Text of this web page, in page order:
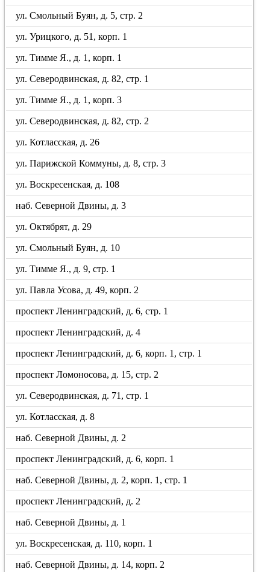
ул. Смольный Буян, д. 5, стр. 2
ул. Урицкого, д. 51, корп. 1
ул. Тимме Я., д. 1, корп. 1
ул. Северодвинская, д. 82, стр. 1
ул. Тимме Я., д. 1, корп. 3
ул. Северодвинская, д. 82, стр. 2
ул. Котласская, д. 26
ул. Парижской Коммуны, д. 8, стр. 3
ул. Воскресенская, д. 108
наб. Северной Двины, д. 3
ул. Октябрят, д. 29
ул. Смольный Буян, д. 10
ул. Тимме Я., д. 9, стр. 1
ул. Павла Усова, д. 49, корп. 2
проспект Ленинградский, д. 6, стр. 1
проспект Ленинградский, д. 4
проспект Ленинградский, д. 6, корп. 1, стр. 1
проспект Ломоносова, д. 15, стр. 2
ул. Северодвинская, д. 71, стр. 1
ул. Котласская, д. 8
наб. Северной Двины, д. 2
проспект Ленинградский, д. 6, корп. 1
наб. Северной Двины, д. 2, корп. 1, стр. 1
проспект Ленинградский, д. 2
наб. Северной Двины, д. 1
ул. Воскресенская, д. 110, корп. 1
наб. Северной Двины, д. 14, корп. 2